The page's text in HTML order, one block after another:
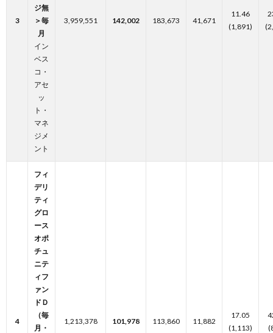
3
ジ無
＞毎
月
イン
ベス
コ・
アセ
ッ
ト・
マネ
ジメ
ント
3,959,551 142,002 183,673 41,671
11.46
(1,891)
4
フィ
デリ
ティ
グロ
ース
オポ
チュ
ニテ
ィフ
ァン
ドＤ
（毎
月・
1,213,378 101,978 113,860 11,882
17.05
(1,113)